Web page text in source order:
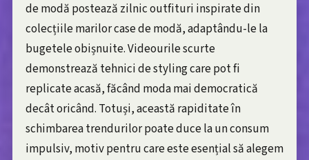
de modă postează zilnic outfituri inspirate din
colecțiile marilor case de modă, adaptându-le la
bugetele obișnuite. Videourile scurte
demonstrează tehnici de styling care pot fi
replicate acasă, făcând moda mai democratică
decât oricând. Totuși, această rapiditate în
schimbarea trendurilor poate duce la un consum
impulsiv, motiv pentru care este esențial să alegem